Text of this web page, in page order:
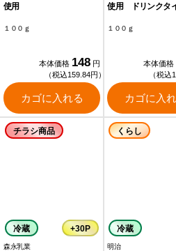
使用
１００ｇ
本体価格 148 円
（税込159.84円）
カゴに入れる
使用 ドリンクタ
１００ｇ
本体価格
（税込
カゴに入
チラシ商品
冷蔵 +30P
森永乳業
くらし
冷蔵
明治